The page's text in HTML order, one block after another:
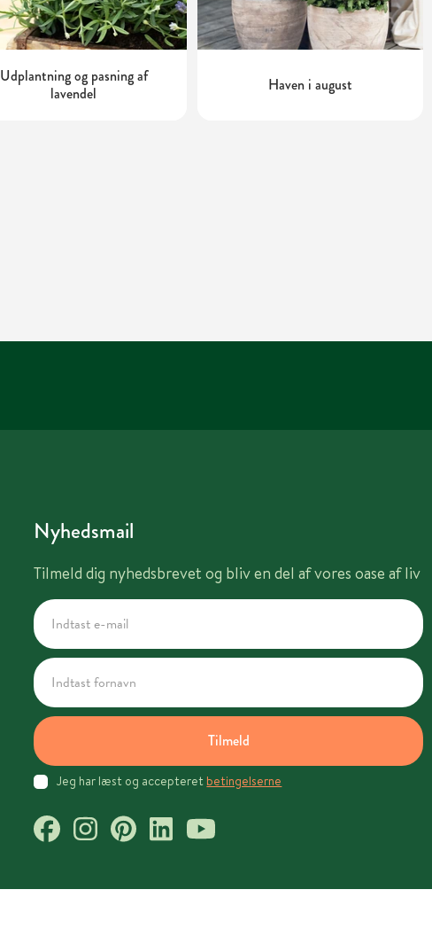
Udplantning og pasning af
lavendel
Haven i august
Nyhedsmail
Tilmeld dig nyhedsbrevet og bliv en del af vores oase af liv
Tilmeld
Jeg har læst og accepteret betingelserne